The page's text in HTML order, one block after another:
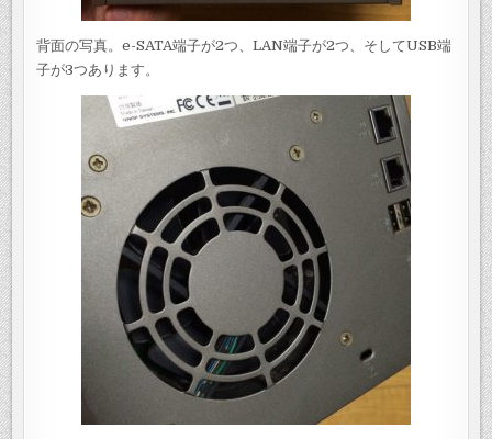
背面の写真。e-SATA端子が2つ、LAN端子が2つ、そしてUSB端
子が3つあります。